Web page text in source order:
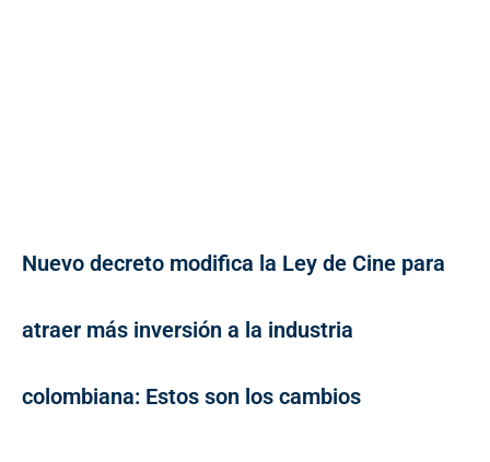
Nuevo decreto modifica la Ley de Cine para
atraer más inversión a la industria
colombiana: Estos son los cambios